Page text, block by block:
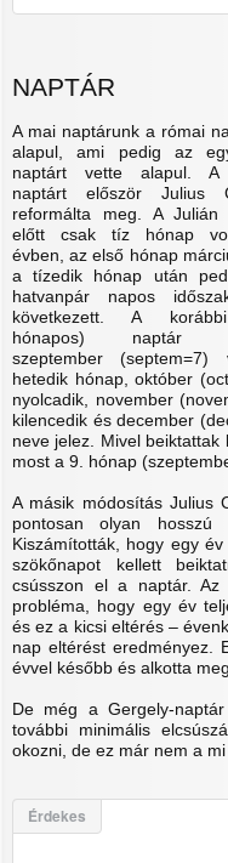
NAPTÁR
A mai naptárunk a római
alapul, ami pedig az
naptárt vette alapul. A
naptárt először Julius
reformálta meg. A Julián
előtt csak tíz hónap
évben, az első hónap
a tízedik hónap után
hatvanpár napos
következett. A
hónapos) naptár
szeptember
hetedik hónap, október
nyolcadik, november
kilencedik és december
neve jelez. Mivel
most a 9. hónap
A másik módosítás Julius
pontosan olyan
Kiszámították, hogy egy
szökőnapot kellett
csússzon el a naptár.
probléma, hogy egy év
és ez a kicsi eltérés –
nap eltérést eredményez.
évvel később és alkotta
De még a Gergely-
további minimális
okozni, de ez már nem a
Érdekes